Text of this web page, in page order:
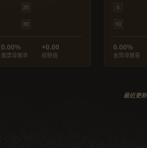
0.00%
魔寶尋獲率
+0.00
經驗值
0.00%
金幣尋獲量
最近更